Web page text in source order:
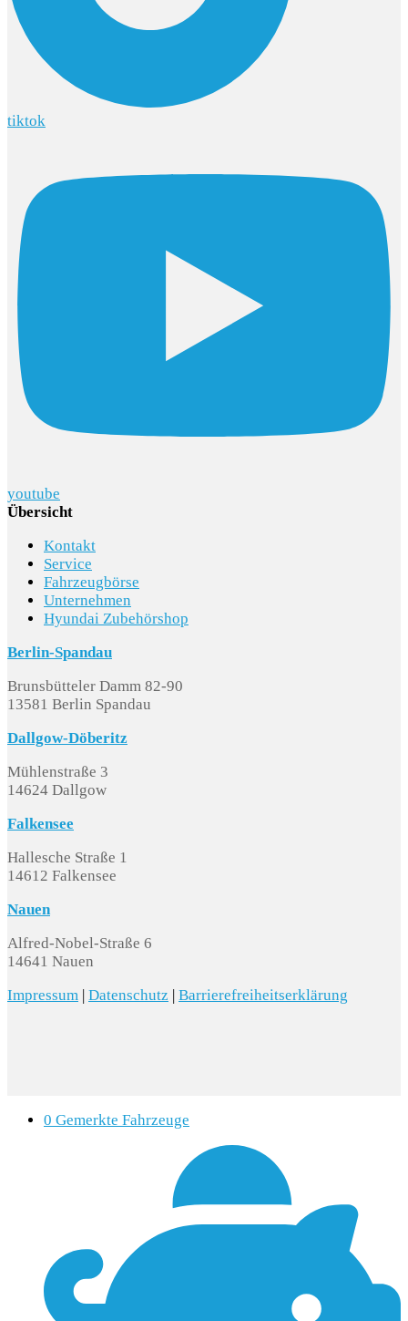
tiktok
youtube
Übersicht
Kontakt
Service
Fahrzeugbörse
Unternehmen
Hyundai Zubehörshop
Berlin-Spandau
Brunsbütteler Damm 82-90
13581 Berlin Spandau
Dallgow-Döberitz
Mühlenstraße 3
14624 Dallgow
Falkensee
Hallesche Straße 1
14612 Falkensee
Nauen
Alfred-Nobel-Straße 6
14641 Nauen
Impressum | Datenschutz | Barrierefreiheitserklärung
0 Gemerkte Fahrzeuge